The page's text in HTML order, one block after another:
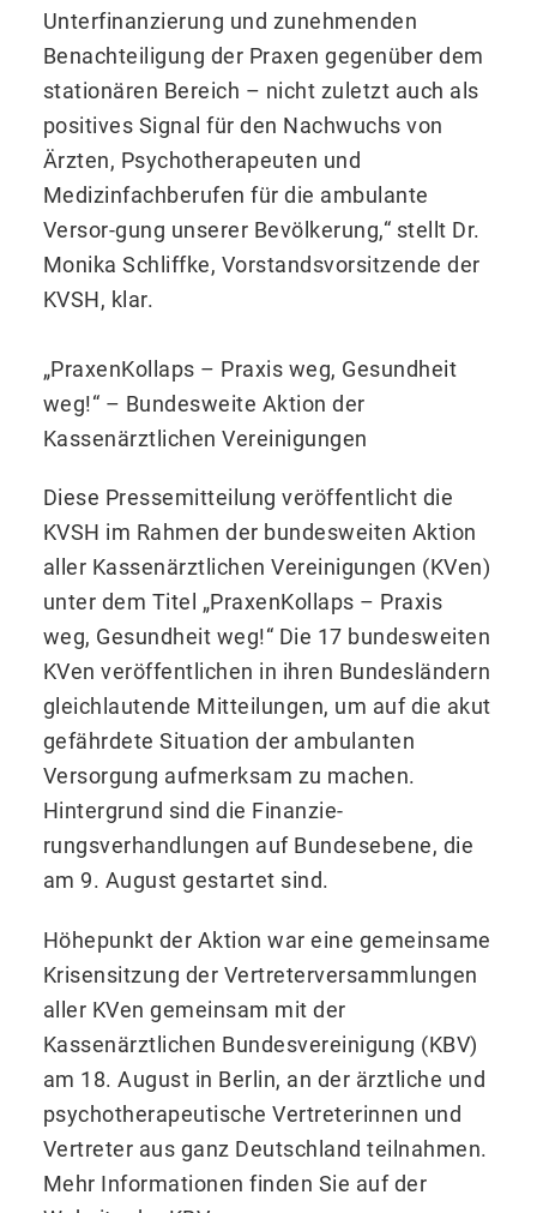
Unterfinanzierung und zunehmenden
Benachteiligung der Praxen gegenüber dem
stationären Bereich – nicht zuletzt auch als
positives Signal für den Nachwuchs von
Ärzten, Psychotherapeuten und
Medizinfachberufen für die ambulante
Versor-gung unserer Bevölkerung,“ stellt Dr.
Monika Schliffke, Vorstandsvorsitzende der
KVSH, klar.
„PraxenKollaps – Praxis weg, Gesundheit
weg!“ – Bundesweite Aktion der
Kassenärztlichen Ver­einigungen
Diese Pressemitteilung veröffentlicht die
KVSH im Rahmen der bundesweiten Aktion
aller Kassenärztli­chen Vereinigungen (KVen)
unter dem Titel „PraxenKollaps – Praxis
weg, Gesundheit weg!“ Die 17 bun­desweiten
KVen veröffentlichen in ihren Bundesländern
gleichlautende Mitteilungen, um auf die akut
ge­fährdete Situation der ambulanten
Versorgung aufmerksam zu machen.
Hintergrund sind die Finanzie­
rungsverhandlungen auf Bundesebene, die
am 9. August gestartet sind.
Höhepunkt der Aktion war eine gemeinsame
Krisensitzung der Vertreterversammlungen
aller KVen gemeinsam mit der
Kassenärztlichen Bundesvereinigung (KBV)
am 18. August in Berlin, an der ärztliche und
psychotherapeutische Vertreterinnen und
Vertreter aus ganz Deutschland teilnahmen.
Mehr Informationen finden Sie auf der